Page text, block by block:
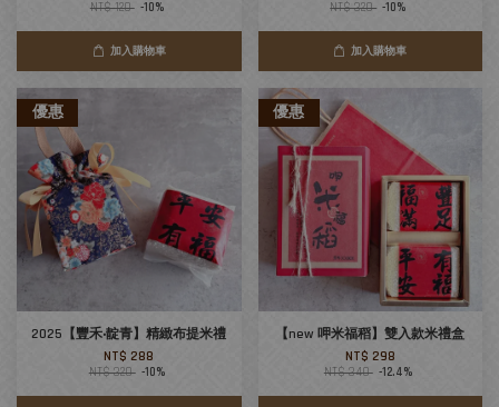
NT$ 120 -10%
加入購物車
NT$ 320 -10%
加入購物車
優惠
2025【豐禾‧靛青】精緻布提米禮
NT$ 288
NT$ 320 -10%
優惠
【new 呷米福稻】雙入款米禮盒
NT$ 298
NT$ 340 -12.4%